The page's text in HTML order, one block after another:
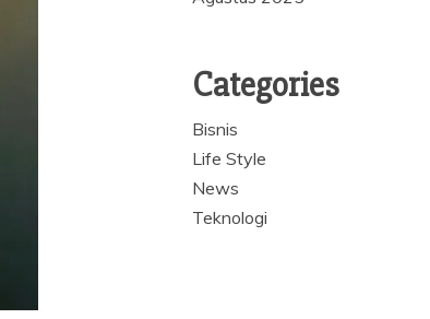
Categories
Bisnis
Life Style
News
Teknologi